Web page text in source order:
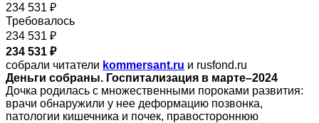
234 531 ₽
Требовалось
234 531 ₽
234 531 ₽
собрали читатели kommersant.ru и rusfond.ru
Деньги собраны. Госпитализация в марте–2024
Дочка родилась с множественными пороками развития:
врачи обнаружили у нее деформацию позвонка,
патологии кишечника и почек, правостороннюю